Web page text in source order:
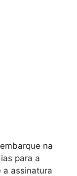
na
para a
a assinatura